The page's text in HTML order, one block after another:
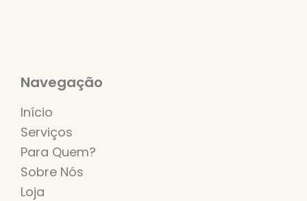
Navegação
Início
Serviços
Para Quem?
Sobre Nós
Loja